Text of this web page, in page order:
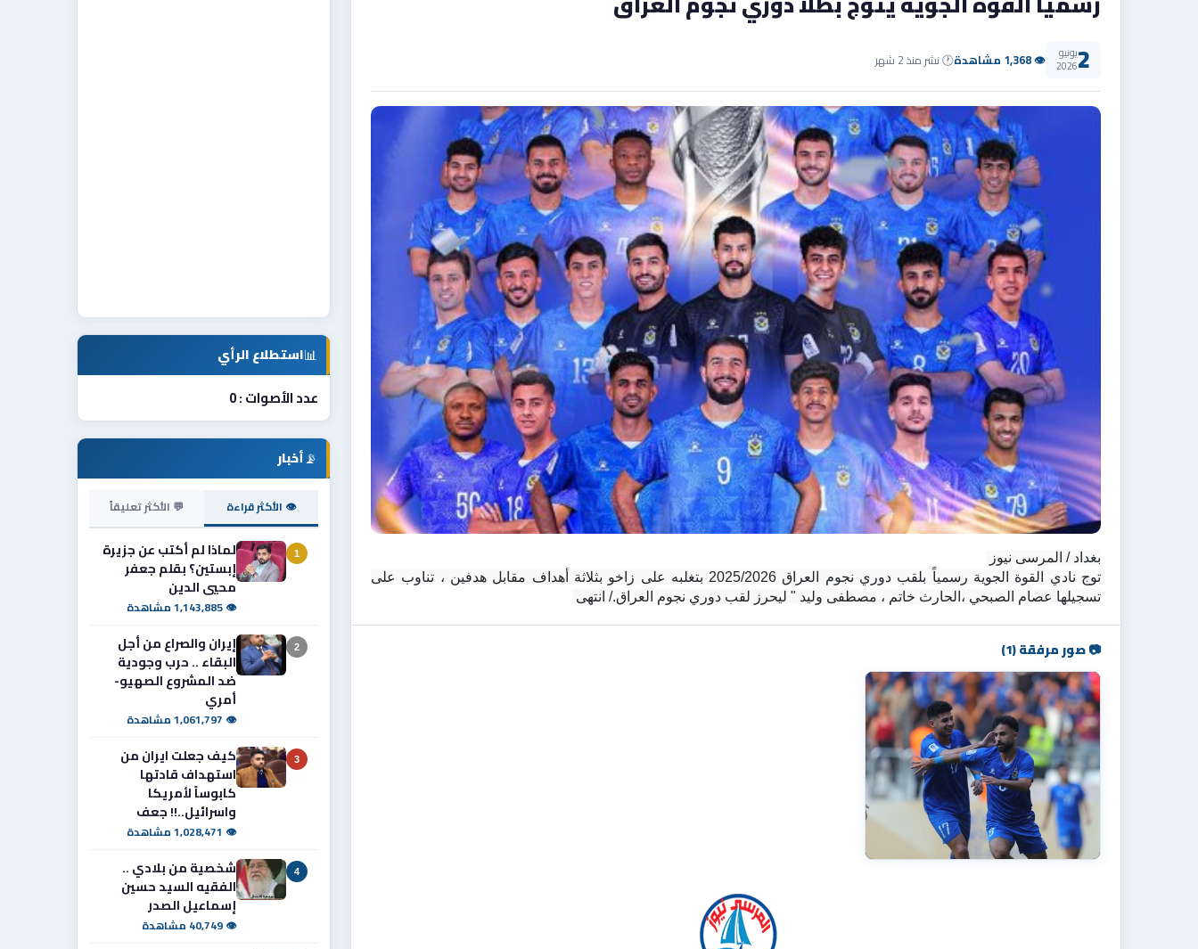
2يونيو
2026 👁 1,368 مشاهدة 🕐 نشر منذ 2 شهر
بغداد / المرسى نيوز
تسجيلها عصام الصبحي ،الحارث خاتم ، مصطفى وليد " ليحرز لقب دوري نجوم العراق./ انتهى
📷 صور مرفقة (1)
📊استطلاع الرأي
عدد الأصوات : 0
📡أخبار
👁 الأكثر قراءة 💬 الأكثر تعليقاً
1
لماذا لم أكتب عن جزيرة
إبستين؟ بقلم جعفر
محيي الدين
👁 1,143,885 مشاهدة
2
إيران والصراع من أجل
البقاء .. حرب وجودية
ضد المشروع الصهيو-
أمري
👁 1,061,797 مشاهدة
3
كيف جعلت ايران من
استهداف قادتها
كابوساً لأمريكا
واسرائيل..!! جعف
👁 1,028,471 مشاهدة
4
شخصية من بلادي ..
الفقيه السيد حسين
إسماعيل الصدر
👁 40,749 مشاهدة